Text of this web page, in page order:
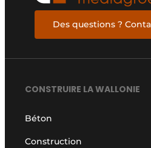
Des questions ?
CONSTRUIRE LA WALLONIE
Béton
Construction